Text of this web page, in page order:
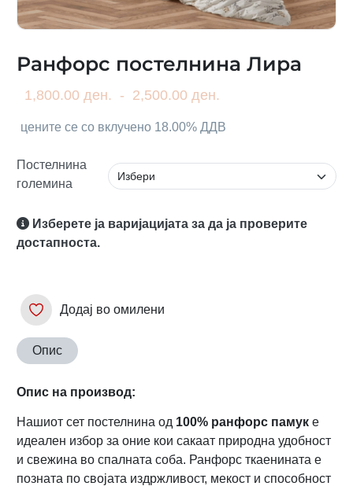
Ранфорс постелнина Лира
1,800.00 ден. - 2,500.00 ден.
цените се со вклучено 18.00% ДДВ
Постелнина
големина
Изберете ја варијацијата за да ја проверите
достапноста.
Додај во омилени
Опис
Опис на производ:
Нашиот сет постелнина од 100% ранфорс памук е
идеален избор за оние кои сакаат природна удобност
и свежина во спалната соба. Ранфорс ткаенината е
позната по својата издржливост, мекост и способност